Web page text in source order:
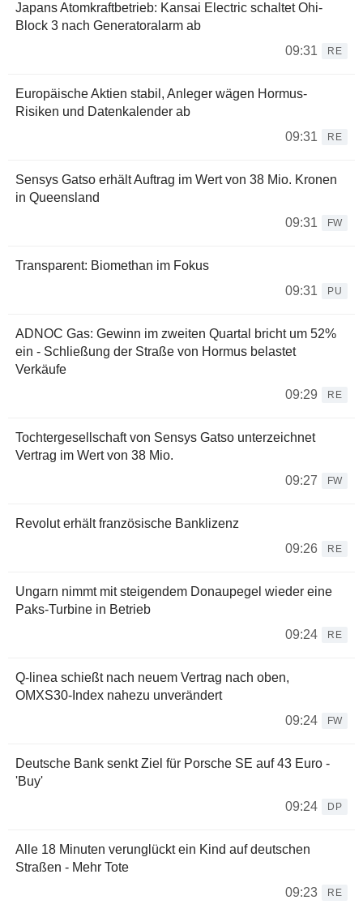
Japans Atomkraftbetrieb: Kansai Electric schaltet Ohi-
Block 3 nach Generatoralarm ab
09:31
RE
Europäische Aktien stabil, Anleger wägen Hormus-
Risiken und Datenkalender ab
09:31
RE
Sensys Gatso erhält Auftrag im Wert von 38 Mio. Kronen
in Queensland
09:31
FW
Transparent: Biomethan im Fokus
09:31
PU
ADNOC Gas: Gewinn im zweiten Quartal bricht um 52%
ein - Schließung der Straße von Hormus belastet
Verkäufe
09:29
RE
Tochtergesellschaft von Sensys Gatso unterzeichnet
Vertrag im Wert von 38 Mio.
09:27
FW
Revolut erhält französische Banklizenz
09:26
RE
Ungarn nimmt mit steigendem Donaupegel wieder eine
Paks-Turbine in Betrieb
09:24
RE
Q-linea schießt nach neuem Vertrag nach oben,
OMXS30-Index nahezu unverändert
09:24
FW
Deutsche Bank senkt Ziel für Porsche SE auf 43 Euro -
'Buy'
09:24
DP
Alle 18 Minuten verunglückt ein Kind auf deutschen
Straßen - Mehr Tote
09:23
RE